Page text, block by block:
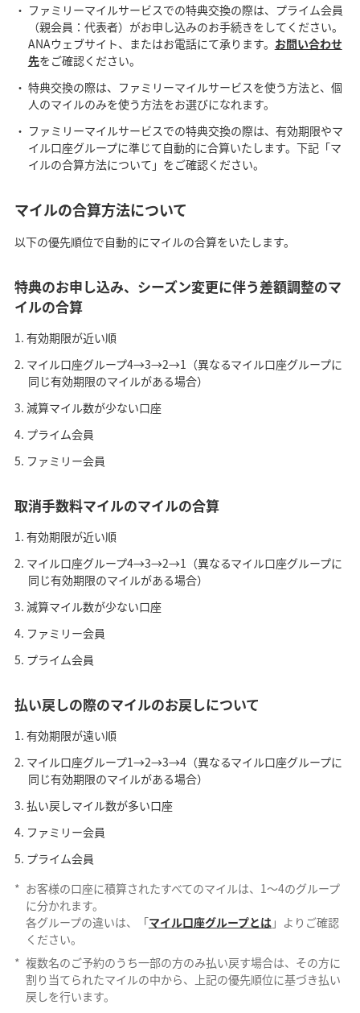
ファミリーマイルサービスでの特典交換の際は、プライム会員
（親会員：代表者）がお申し込みのお手続きをしてください。
ANAウェブサイト、またはお電話にて承ります。 お問い合わせ
先をご確認ください。
特典交換の際は、ファミリーマイルサービスを使う方法と、個
人のマイルのみを使う方法をお選びになれます。
ファミリーマイルサービスでの特典交換の際は、有効期限やマ
イル口座グループに準じて自動的に合算いたします。下記「マ
イルの合算方法について」をご確認ください。
マイルの合算方法について
以下の優先順位で自動的にマイルの合算をいたします。
特典のお申し込み、シーズン変更に伴う差額調整のマ
イルの合算
有効期限が近い順
マイル口座グループ4→3→2→1（異なるマイル口座グループに
同じ有効期限のマイルがある場合）
減算マイル数が少ない口座
プライム会員
ファミリー会員
取消手数料マイルのマイルの合算
有効期限が近い順
マイル口座グループ4→3→2→1（異なるマイル口座グループに
同じ有効期限のマイルがある場合）
減算マイル数が少ない口座
ファミリー会員
プライム会員
払い戻しの際のマイルのお戻しについて
有効期限が遠い順
マイル口座グループ1→2→3→4（異なるマイル口座グループに
同じ有効期限のマイルがある場合）
払い戻しマイル数が多い口座
ファミリー会員
プライム会員
* お客様の口座に積算されたすべてのマイルは、1～4のグループ
に分かれます。
各グループの違いは、「マイル口座グループとは 」よりご確認
ください。
* 複数名のご予約のうち一部の方のみ払い戻す場合は、その方に
割り当てられたマイルの中から、上記の優先順位に基づき払い
戻しを行います。